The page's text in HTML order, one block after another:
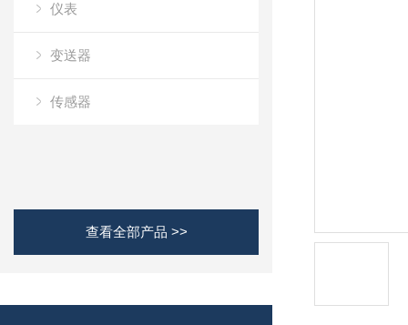
仪表
变送器
传感器
查看全部产品 >>